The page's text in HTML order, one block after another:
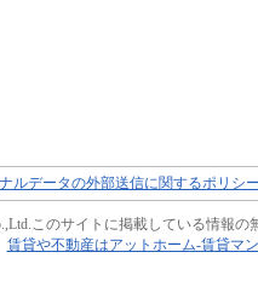
ルデータの外部送信に関するポリシ
このサイトに掲載している情報の
賃貸や不動産はアットホーム-賃貸マ